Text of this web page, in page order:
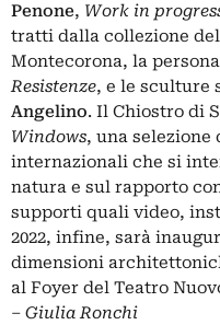
Penone, Work in
tratti dalla collezione
Montecorona, la
Resistenze, e le sculture
Angelino. Il Chiostro di
Windows, una
internazionali che si
natura e sul rapporto
supporti quali video,
2022, infine, sarà
dimensioni
al Foyer del Teatro
– Giulia Ronchi